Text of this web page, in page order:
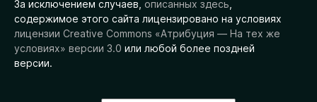
За исключением случаев, описанных здесь
содержимое этого сайта лицензировано на условиях
лицензии Creative Commons «Атрибуция — На тех же
условиях» версии 3.0 или любой более поздней
версии.